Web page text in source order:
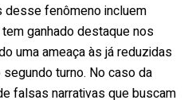
desse fenômeno incluem
ganhado destaque nos
uma ameaça às já reduzidas
turno. No caso da
falsas narrativas que buscam